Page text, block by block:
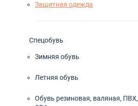
Защитная одежда
Спецобувь
Зимняя обувь
Летняя обувь
Обувь резиновая, валяная, ПВХ,